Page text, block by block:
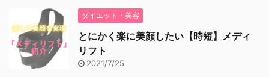
ダイエット・美容
とにかく楽に美顔したい【時短】メディ
リフト
2021/7/25